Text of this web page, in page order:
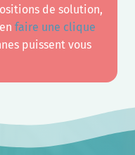
de solution,
faire une clique
puissent vous